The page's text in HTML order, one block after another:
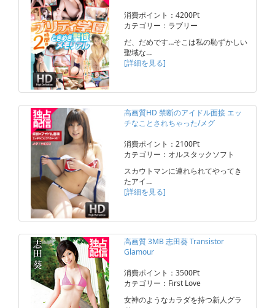
消費ポイント：4200Pt
カテゴリー：ラブリー
だ、だめです…そこは私の恥ずかしい
聖域な…
[詳細を見る]
高画質HD 禁断のアイドル面接 エッ
チなことされちゃった/メグ
消費ポイント：2100Pt
カテゴリー：オルスタックソフト
スカウトマンに連れられてやってき
たアイ…
[詳細を見る]
高画質 3MB 志田葵 Transistor
Glamour
消費ポイント：3500Pt
カテゴリー：First Love
女神のようなカラダを持つ新人グラ